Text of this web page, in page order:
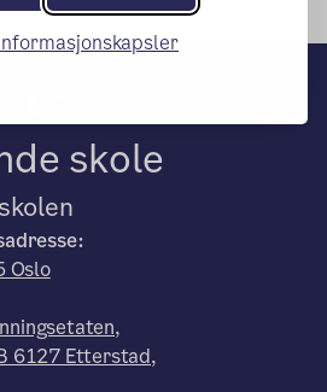
skole
Oslo
6127 Etterstad,